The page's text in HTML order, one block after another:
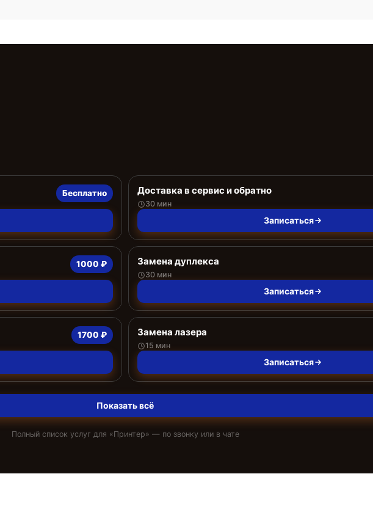
Бесплатно Доставка в сервис и обратно
30 мин
Записаться
1000 ₽ Замена дуплекса
30 мин
Записаться
1700 ₽ Замена лазера
15 мин
Записаться
Показать всё
Полный список услуг для «Принтер» — по звонку или в чате